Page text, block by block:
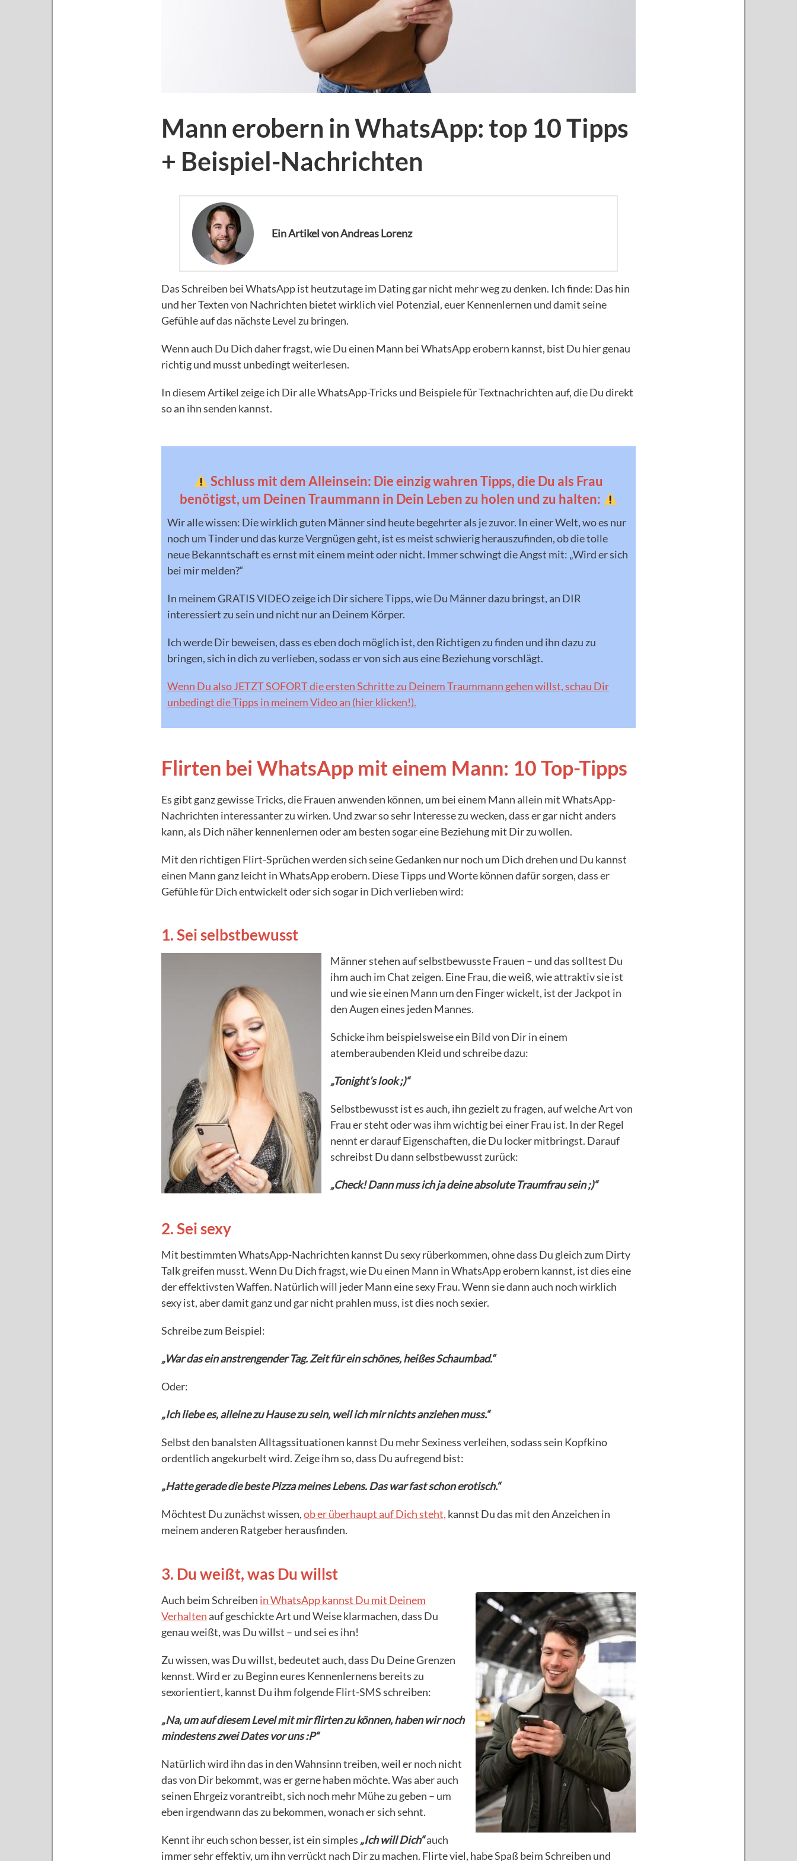
Mann erobern in WhatsApp: top 10 Tipps
+ Beispiel-Nachrichten
Ein Artikel von Andreas Lorenz
Das Schreiben bei WhatsApp ist heutzutage im Dating gar nicht mehr weg zu denken. Ich finde: Das hin
und her Texten von Nachrichten bietet wirklich viel Potenzial, euer Kennenlernen und damit seine
Gefühle auf das nächste Level zu bringen.
Wenn auch Du Dich daher fragst, wie Du einen Mann bei WhatsApp erobern kannst, bist Du hier genau
richtig und musst unbedingt weiterlesen.
In diesem Artikel zeige ich Dir alle WhatsApp-Tricks und Beispiele für Textnachrichten auf, die Du direkt
so an ihn senden kannst.
Schluss mit dem Alleinsein: Die einzig wahren Tipps, die Du als Frau
benötigst, um Deinen Traummann in Dein Leben zu holen und zu halten:
Wir alle wissen: Die wirklich guten Männer sind heute begehrter als je zuvor. In einer Welt, wo es nur
noch um Tinder und das kurze Vergnügen geht, ist es meist schwierig herauszufinden, ob die tolle
neue Bekanntschaft es ernst mit einem meint oder nicht. Immer schwingt die Angst mit: „Wird er sich
bei mir melden?“
In meinem GRATIS VIDEO zeige ich Dir sichere Tipps, wie Du Männer dazu bringst, an DIR
interessiert zu sein und nicht nur an Deinem Körper.
Ich werde Dir beweisen, dass es eben doch möglich ist, den Richtigen zu finden und ihn dazu zu
bringen, sich in dich zu verlieben, sodass er von sich aus eine Beziehung vorschlägt.
Wenn Du also JETZT SOFORT die ersten Schritte zu Deinem Traummann gehen willst, schau Dir
unbedingt die Tipps in meinem Video an (hier klicken!).
Flirten bei WhatsApp mit einem Mann: 10 Top-Tipps
Es gibt ganz gewisse Tricks, die Frauen anwenden können, um bei einem Mann allein mit WhatsApp-
Nachrichten interessanter zu wirken. Und zwar so sehr Interesse zu wecken, dass er gar nicht anders
kann, als Dich näher kennenlernen oder am besten sogar eine Beziehung mit Dir zu wollen.
Mit den richtigen Flirt-Sprüchen werden sich seine Gedanken nur noch um Dich drehen und Du kannst
einen Mann ganz leicht in WhatsApp erobern. Diese Tipps und Worte können dafür sorgen, dass er
Gefühle für Dich entwickelt oder sich sogar in Dich verlieben wird:
1. Sei selbstbewusst
Männer stehen auf selbstbewusste Frauen – und das solltest Du
ihm auch im Chat zeigen. Eine Frau, die weiß, wie attraktiv sie ist
und wie sie einen Mann um den Finger wickelt, ist der Jackpot in
den Augen eines jeden Mannes.
Schicke ihm beispielsweise ein Bild von Dir in einem
atemberaubenden Kleid und schreibe dazu:
„Tonight’s look ;)“
Selbstbewusst ist es auch, ihn gezielt zu fragen, auf welche Art von
Frau er steht oder was ihm wichtig bei einer Frau ist. In der Regel
nennt er darauf Eigenschaften, die Du locker mitbringst. Darauf
schreibst Du dann selbstbewusst zurück:
„Check! Dann muss ich ja deine absolute Traumfrau sein ;)“
2. Sei sexy
Mit bestimmten WhatsApp-Nachrichten kannst Du sexy rüberkommen, ohne dass Du gleich zum Dirty
Talk greifen musst. Wenn Du Dich fragst, wie Du einen Mann in WhatsApp erobern kannst, ist dies eine
der effektivsten Waffen. Natürlich will jeder Mann eine sexy Frau. Wenn sie dann auch noch wirklich
sexy ist, aber damit ganz und gar nicht prahlen muss, ist dies noch sexier.
Schreibe zum Beispiel:
„War das ein anstrengender Tag. Zeit für ein schönes, heißes Schaumbad.“
Oder:
„Ich liebe es, alleine zu Hause zu sein, weil ich mir nichts anziehen muss.“
Selbst den banalsten Alltagssituationen kannst Du mehr Sexiness verleihen, sodass sein Kopfkino
ordentlich angekurbelt wird. Zeige ihm so, dass Du aufregend bist:
„Hatte gerade die beste Pizza meines Lebens. Das war fast schon erotisch.“
Möchtest Du zunächst wissen,ob er überhaupt auf Dich steht, kannst Du das mit den Anzeichen in
meinem anderen Ratgeber herausfinden.
3. Du weißt, was Du willst
Auch beim Schreiben in WhatsApp kannst Du mit Deinem
Verhaltenauf geschickte Art und Weise klarmachen, dass Du
genau weißt, was Du willst – und sei es ihn!
Zu wissen, was Du willst, bedeutet auch, dass Du Deine Grenzen
kennst. Wird er zu Beginn eures Kennenlernens bereits zu
sexorientiert, kannst Du ihm folgende Flirt-SMS schreiben:
„Na, um auf diesem Level mit mir flirten zu können, haben wir noch
mindestens zwei Dates vor uns :P“
Natürlich wird ihn das in den Wahnsinn treiben, weil er noch nicht
das von Dir bekommt, was er gerne haben möchte. Was aber auch
seinen Ehrgeiz vorantreibt, sich noch mehr Mühe zu geben – um
eben irgendwann das zu bekommen, wonach er sich sehnt.
Kennt ihr euch schon besser, ist ein simples „Ich will Dich“auch
immer sehr effektiv, um ihn verrückt nach Dir zu machen. Flirte viel, habe Spaß beim Schreiben und